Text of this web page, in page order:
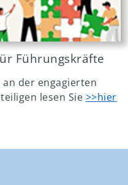
Führungskräfte
der engagierten
lesen Sie >>hier